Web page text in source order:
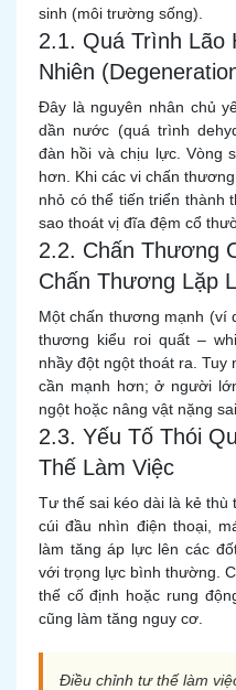
sinh (môi trường sống).
2.1. Quá Trình Lão
Nhiên
Đây là nguyên nhân chủ
dần nước (quá trình
đàn hồi và chịu lực. Vòng
hơn. Khi các vi chấn
nhỏ có thể tiến triển thành
sao thoát vị đĩa đệm cổ
2.2. Chấn Thương
Chấn Thương Lặp
Một chấn thương mạnh (ví
thương kiểu roi quất –
nhầy đột ngột thoát ra.
cần mạnh hơn; ở người
ngột hoặc nâng vật nặng
2.3. Yếu Tố Thói
Thế Làm Việc
Tư thế sai kéo dài là kẻ thù
cúi đầu nhìn điện thoại,
làm tăng áp lực lên các
với trọng lực bình thường.
thế cố định hoặc rung
cũng làm tăng nguy cơ.
Điều chỉnh tư thế làm